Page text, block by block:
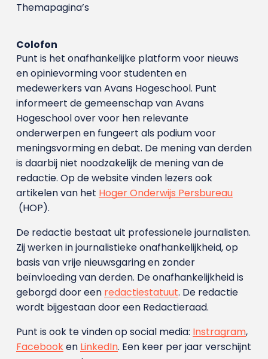
Themapagina’s
Colofon
Punt is het onafhankelijke platform voor nieuws
en opinievorming voor studenten en
medewerkers van Avans Hoge­school. Punt
informeert de gemeenschap van Avans
Hogeschool over voor hen relevante
onderwerpen en fungeert als podium voor
meningsvorming en debat. De mening van derden
is daarbij niet noodzakelijk de mening van de
redactie. Op de website vinden lezers ook
artikelen van het Hoger Onderwijs Persbureau
(HOP).
De redactie bestaat uit professionele journalisten.
Zij werken in journalistieke onafhankelijkheid, op
basis van vrije nieuwsgaring en zonder
beïnvloeding van derden. De onafhankelijkheid is
geborgd door een redactiestatuut. De redactie
wordt bijgestaan door een Redactieraad.
Punt is ook te vinden op social media: Instragram,
Facebooken LinkedIn. Een keer per jaar verschijnt